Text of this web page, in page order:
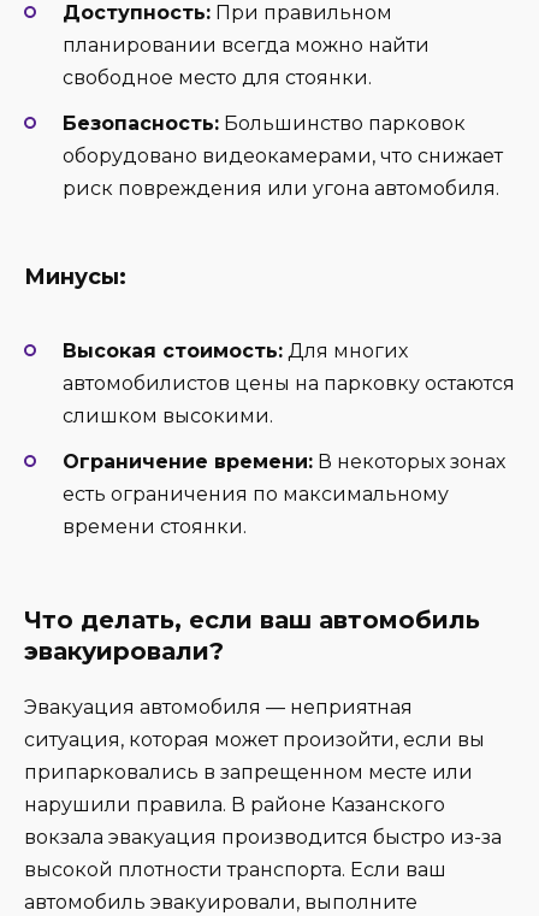
Доступность: При правильном
планировании всегда можно найти
свободное место для стоянки.
Безопасность: Большинство парковок
оборудовано видеокамерами, что снижает
риск повреждения или угона автомобиля.
Минусы:
Высокая стоимость: Для многих
автомобилистов цены на парковку остаются
слишком высокими.
Ограничение времени: В некоторых зонах
есть ограничения по максимальному
времени стоянки.
Что делать, если ваш автомобиль
эвакуировали?
Эвакуация автомобиля — неприятная
ситуация, которая может произойти, если вы
припарковались в запрещенном месте или
нарушили правила. В районе Казанского
вокзала эвакуация производится быстро из-за
высокой плотности транспорта. Если ваш
автомобиль эвакуировали, выполните